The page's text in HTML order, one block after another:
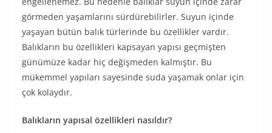
görmeden yaşamlarını sürdürebilirler. Suyun içinde
yaşayan bütün balık türlerinde bu özellikler vardır.
Balıkların bu özellikleri kapsayan yapısı geçmişten
günümüze kadar hiç değişmeden kalmıştır. Bu
mükemmel yapıları sayesinde suda yaşamak onlar için
çok kolaydır.
Balıkların yapısal özellikleri nasıldır?